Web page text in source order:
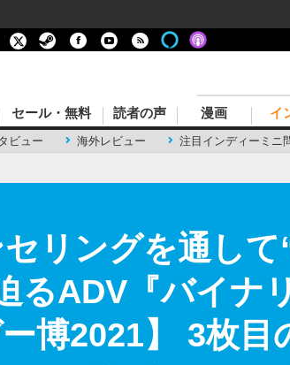
ビュー 海外レビュー 注目インディーミニ
セール・無料 読者の声 漫画 イ
リングを通し
るADV『バイナ
博2021】 3枚目